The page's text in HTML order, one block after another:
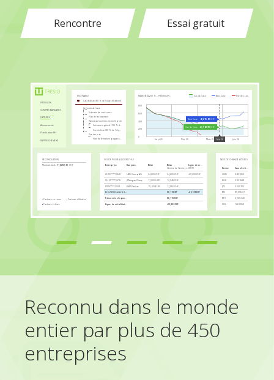
Rencontre Essai gratuit
PRÉVISION
COMPTES BANCAIRES
FACTURES
Abonnements
Planification RH
RAPPROCHEMENT
RSCÉNARIO
Cas réaliste (80 % de l’objectif atteint)
Scénario de base
Scénario de croissance
Plan de recrutement
Nouveau business selon le plan
Scénario optimal (130 % de l’objectif)
Pire des cas
MARCHÉ À 200 % – PRÉVISION Cas de base Best Case Pire des cas
80K
60K
40K
20K
Best Case: 43,215.09 CHF
Cas de base:23,902.78 CHF
0
Sept 25 Déc 25 Mars 26 Juin 26
Mai 26
RECONCILATION
Montant total: 110,259.12 CHF
Factures en cours
Factures échues
Factures clôturées
SOLDE POUR AUJOURD’HUI
Entreprise
Banques Bilan
Bilan
(devise de l’entreprise)
Ligne de crédit
(CHF)
CH50****2448
UBS Group AG 34,200 CHF 34,200 CHF
-20,000 CHF
CH12****5678
JPMorgan Chase 17,000 USD
13,948 CHF
FR14****2004
BNP Paribas 19,100 EUR
17,965 CHF
Crédit Trésorerie totale
66,113CHF
-20,000 CHF
Trésorerie disponible
86,113 CHF
Ligne de crédit totale
-20,000 CHF
TAUX DE CHANGE ACTUELS VERS CHF
Devise
Taux de change
USD
0.821263
EUR
0.931848
JPY
0.005705
BTC
85,696.37
ETH
2,130.340
SOL
122.6959
Reconnu dans le monde
entier par plus de 450
entreprises